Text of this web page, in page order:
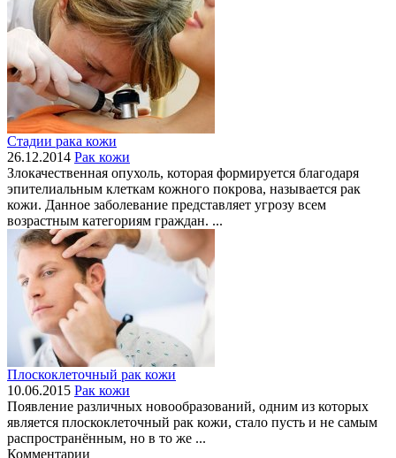
Стадии рака кожи
26.12.2014 Рак кожи
Злокачественная опухоль, которая формируется благодаря
эпителиальным клеткам кожного покрова, называется рак
кожи. Данное заболевание представляет угрозу всем
возрастным категориям граждан. ...
Плоскоклеточный рак кожи
10.06.2015 Рак кожи
Появление различных новообразований, одним из которых
является плоскоклеточный рак кожи, стало пусть и не самым
распространённым, но в то же ...
Комментарии